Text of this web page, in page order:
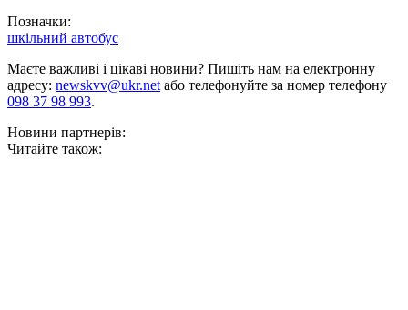
Позначки:
шкільний автобус
Маєте важливі і цікаві новини? Пишіть нам на електронну
адресу: newskvv@ukr.netабо телефонуйте за номер телефону
098 37 98 993.
Новини партнерів:
Читайте також: